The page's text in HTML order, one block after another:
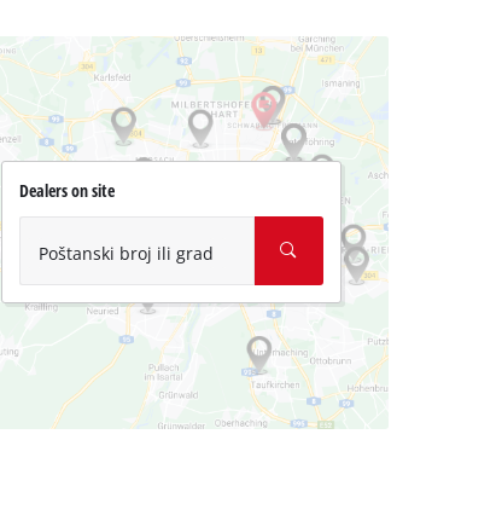
Dealers on site
Poštanski broj ili grad